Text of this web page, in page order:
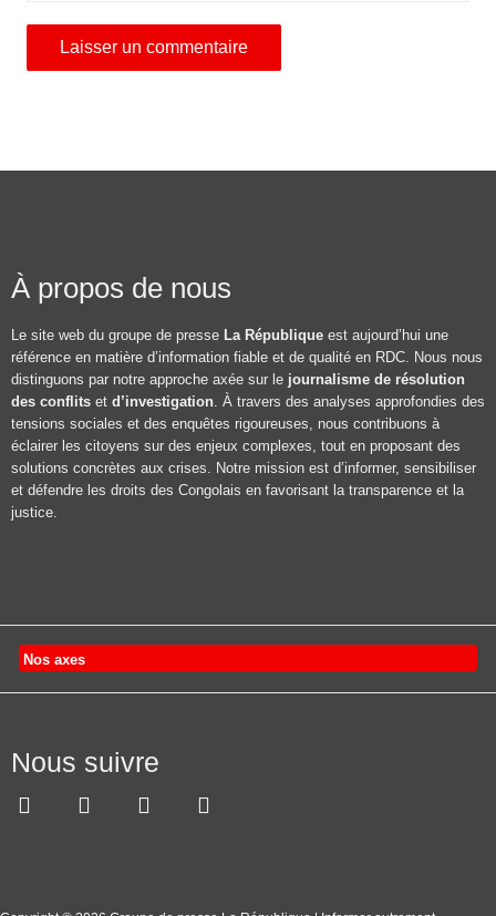
À propos de nous
Le site web du groupe de presse La République est aujourd’hui une
référence en matière d’information fiable et de qualité en RDC. Nous nous
distinguons par notre approche axée sur le journalisme de résolution
des conflits et d’investigation. À travers des analyses approfondies des
tensions sociales et des enquêtes rigoureuses, nous contribuons à
éclairer les citoyens sur des enjeux complexes, tout en proposant des
solutions concrètes aux crises. Notre mission est d’informer, sensibiliser
et défendre les droits des Congolais en favorisant la transparence et la
justice.
Nos axes
Nous suivre